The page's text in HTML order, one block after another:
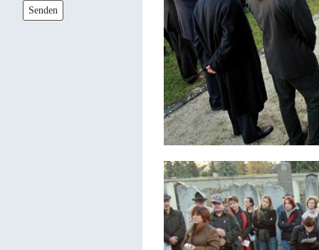
Senden